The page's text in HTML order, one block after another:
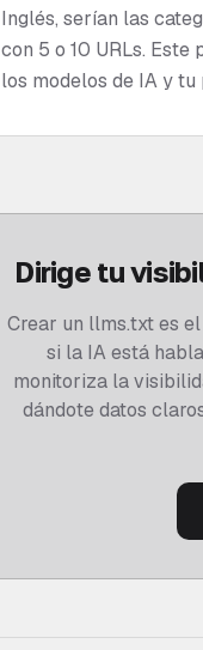
Inglés, serían las
con 5 o 10 URLs.
los modelos de IA y
Dirige tu
Crear un llms.txt es
si la IA está
monitoriza la
dándote datos